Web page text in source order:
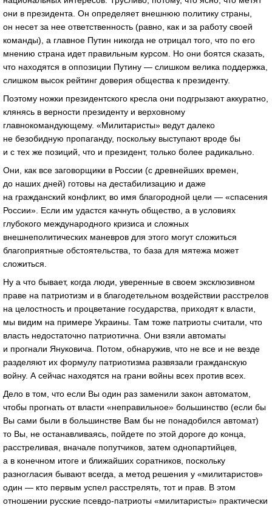
они в президента. Он определяет внешнюю политику страны,
он несет за нее ответственность (равно, как и за работу своей
команды), а главное Путин никогда не отрицал того, что по его
мнению страна идет правильным курсом. Но они боятся сказать,
что находятся в оппозиции Путину — слишком велика поддержка,
слишком высок рейтинг доверия общества к президенту.
Поэтому ножки президентского кресла они подгрызают аккуратно,
клянясь в верности президенту и верховному
главнокомандующему. «Милитаристы» ведут далеко
не безобидную пропаганду, поскольку выступают вроде бы
и с тех же позиций, что и президент, только более радикально.
Они, как все заговорщики в России (с древнейших времен,
до наших дней) готовы на дестабилизацию и даже
на гражданский конфликт, во имя благородной цели — «спасения
России». Если им удастся качнуть общество, а в условиях
глубокого международного кризиса и сложных
внешнеполитических маневров для этого могут сложиться
благоприятные обстоятельства, то база для мятежа может
сложиться.
Ну а что бывает, когда люди, уверенные в своем эксклюзивном
праве на патриотизм и в благодетельном воздействии расстрелов
на целостность и процветание государства, приходят к власти,
мы видим на примере Украины. Там тоже патриоты считали, что
власть недостаточно патриотична. Они взяли автоматы
и прогнали Януковича. Потом, обнаружив, что не все и не везде
разделяют их формулу патриотизма развязали гражданскую
войну. А сейчас находятся на грани войны всех против всех.
Дело в том, что если Вы один раз заменили закон автоматом,
чтобы прогнать от власти «неправильное» большинство (если бы
Вы сами были в большинстве Вам бы не понадобился автомат)
то Вы, не останавливаясь, пойдете по этой дороге до конца,
расстреливая, вначале попутчиков, затем однопартийцев,
а в конечном итоге и ближайших соратников, поскольку
разногласия бывают всегда, а метод решения у «милитаристов»
один — кто первым успел расстрелять, тот и прав. В этом
отношении русские псевдо-патриоты «милитаристы» практически